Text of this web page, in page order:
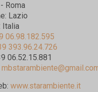
Roma
Lazio
Italia
06.98.182.595
393.96.24.726
06.52.15.881
www.starambiente.it